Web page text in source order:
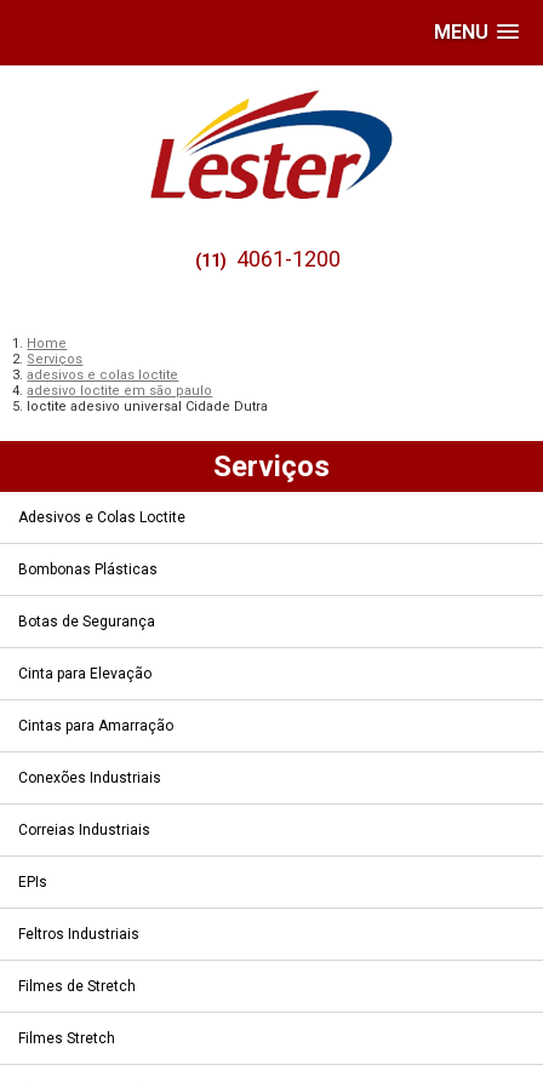
MENU
(11) 4061-1200
Home
Serviços
adesivos e colas loctite
adesivo loctite em são paulo
loctite adesivo universal Cidade Dutra
Serviços
Adesivos e Colas Loctite
Bombonas Plásticas
Botas de Segurança
Cinta para Elevação
Cintas para Amarração
Conexões Industriais
Correias Industriais
EPIs
Feltros Industriais
Filmes de Stretch
Filmes Stretch